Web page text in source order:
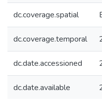
dc.coverage.spatial
dc.coverage.temporal
dc.date.accessioned
dc.date.available